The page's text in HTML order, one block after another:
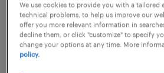
千葉県市原市, 千葉県
permanent
¥220,000 per month
We use cookies to provide you with a tailored
technical problems, to help us improve our
offer you more relevant information in
decline them, or click "customize" to specify
change your options at any time. More
policy.